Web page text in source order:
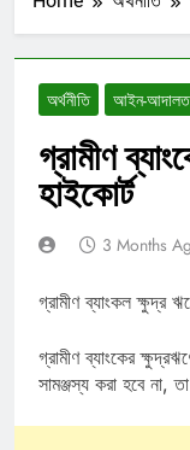
অর্থনীতি আইন-আদালত
গ্রামীণ
হাইকোর্ট
3 Months
গ্রামীণ ব্যাংকল ক্ষুদ্র
গ্রামীণ ব্যাংকের
সামঞ্জস্য করা হবে না,